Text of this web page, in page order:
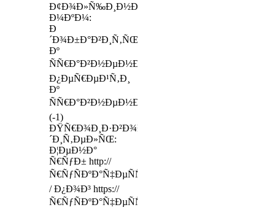
Ð¢Ð¾Ð»Ñ‰Ð¸Ð½Ð°,
Ð¼ÐºÐ¼:
Ð
´Ð¾Ð±Ð°Ð²Ð¸Ñ‚ÑŒ
Ðº
ÑÑ€Ð°Ð²Ð½ÐµÐ½Ð¸ÑŽ
Ð¿ÐµÑ€ÐµÐ¹Ñ‚Ð¸
Ðº
ÑÑ€Ð°Ð²Ð½ÐµÐ½Ð¸ÑŽ
(-1)
ÐŸÑ€Ð¾Ð¸Ð·Ð²Ð¾Ð
´Ð¸Ñ‚ÐµÐ»ÑŒ:
Ð¦ÐµÐ½Ð°
Ñ€ÑƒÐ± http://
Ñ€ÑƒÑÐºÐ°Ñ‡ÐµÑÑ‚Ð²Ð¾.com
/ Ð¿Ð¾Ð³ https://
Ñ€ÑƒÑÐºÐ°Ñ‡ÐµÑÑ‚Ð²Ð¾.com/prodazha-